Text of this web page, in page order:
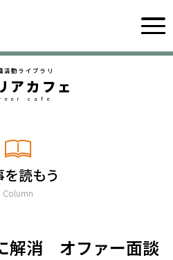
活動ライブラリ
アカフェ
cafe
を読もう
Column
解消 オファー面談